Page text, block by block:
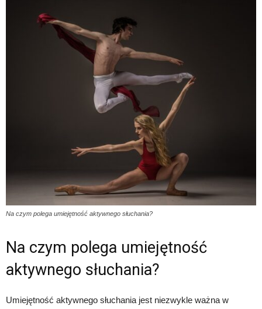
Na czym polega umiejętność aktywnego słuchania?
Na czym polega umiejętność
aktywnego słuchania?
Umiejętność aktywnego słuchania jest niezwykle ważna w